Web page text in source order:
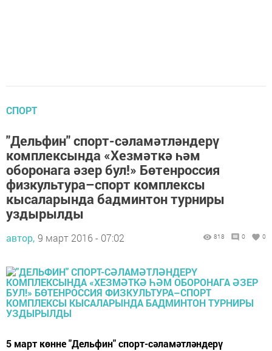
СПОРТ
"Дельфин" спорт-сәламәтләндерү
комплексында «Хезмәткә һәм
оборонага әзер бул!» Бөтенроссия
физкультура–спорт комплексы
кысаларында бадминтон турниры
уздырылды
автор, 9 март 2016 - 07:02 818 0 0
5 март көнне "Дельфин" спорт-сәламәтләндерү